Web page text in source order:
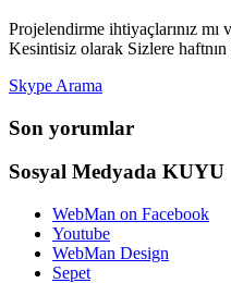
Projelendirme ihtiyaçlarınız mı
Kesintisiz olarak Sizlere
Skype Arama
Son yorumlar
Sosyal Medyada KUYU
WebMan on Facebook
Youtube
WebMan Design
Sepet